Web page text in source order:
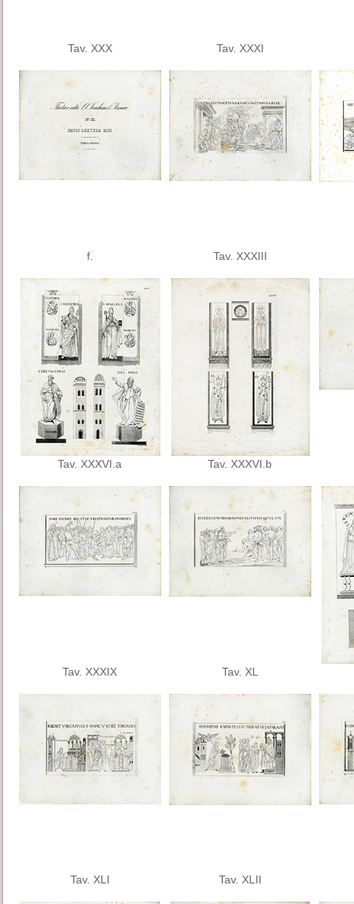
Tav. XXX Tav. XXXI
f. Tav. XXXIII
Tav. XXXVI.a Tav. XXXVI.b
Tav. XXXIX Tav. XL
Tav. XLI Tav. XLII